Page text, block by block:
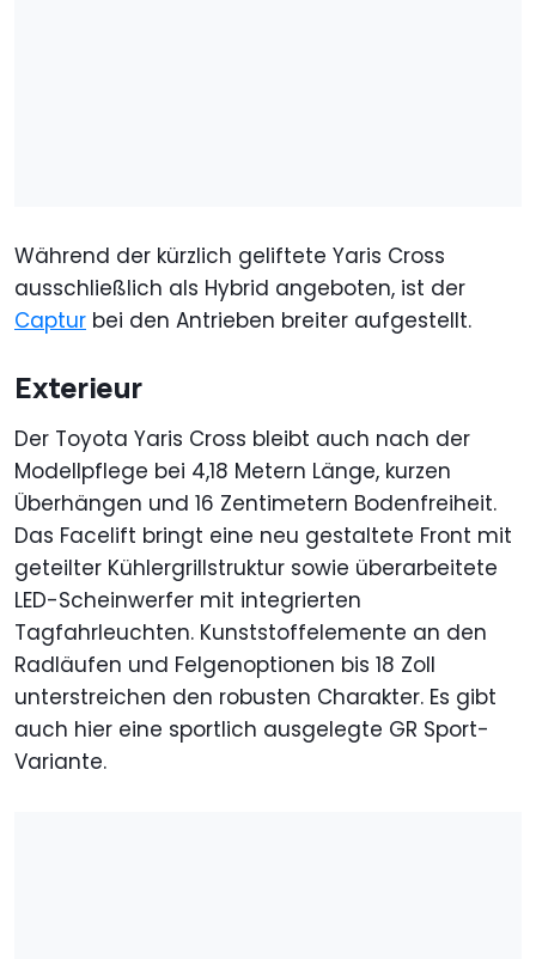
Während der kürzlich geliftete Yaris Cross
ausschließlich als Hybrid angeboten, ist der
Captur bei den Antrieben breiter aufgestellt.
Exterieur
Der Toyota Yaris Cross bleibt auch nach der
Modellpflege bei 4,18 Metern Länge, kurzen
Überhängen und 16 Zentimetern Bodenfreiheit.
Das Facelift bringt eine neu gestaltete Front mit
geteilter Kühlergrillstruktur sowie überarbeitete
LED-Scheinwerfer mit integrierten
Tagfahrleuchten. Kunststoffelemente an den
Radläufen und Felgenoptionen bis 18 Zoll
unterstreichen den robusten Charakter. Es gibt
auch hier eine sportlich ausgelegte GR Sport-
Variante.